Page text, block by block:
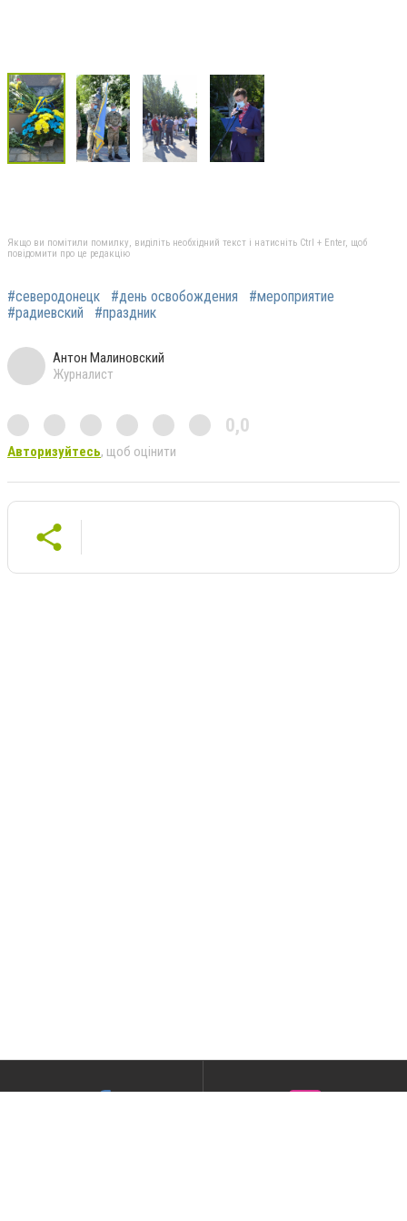
Якщо ви помітили помилку, виділіть необхідний текст і натисніть Ctrl + Enter, щоб
повідомити про це редакцію
#северодонецк #день освобождения
#мероприятие
#радиевский
#праздник
Антон Малиновский
Журналист
0,0
Авторизуйтесь, щоб оцінити